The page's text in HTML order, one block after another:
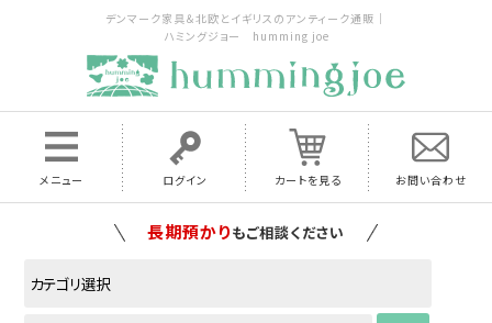
デンマーク家具＆北欧とイギリスのアンティーク通販｜
ハミングジョー humming joe
メニュー ログイン カートを見る お問い合わせ
家具の配送料は全国当店で負担いたします